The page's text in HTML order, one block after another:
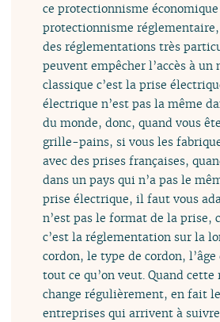
ce protectionnisme
protectionnisme
des réglementations très
peuvent empêcher l’accès à un
classique c’est la prise
électrique n’est pas la même
du monde, donc, quand vous
grille-pains, si vous les
avec des prises françaises,
dans un pays qui n’a pas le
prise électrique, il faut vous
n’est pas le format de la prise,
c’est la réglementation sur la
cordon, le type de cordon,
tout ce qu’on veut. Quand
change régulièrement, en fait
entreprises qui arrivent à